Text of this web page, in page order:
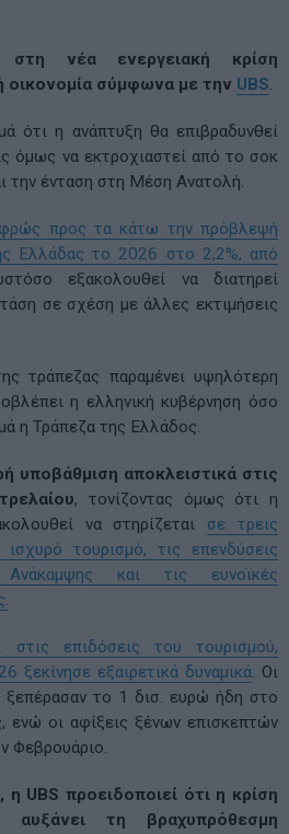
στη νέα ενεργειακή κρίση
οικονομία σύμφωνα με την UBS.
ότι η ανάπτυξη θα επιβραδυνθεί
όμως να εκτροχιαστεί από το σοκ
την ένταση στη Μέση Ανατολή.
προς τα κάτω την πρόβλεψή
Ελλάδας το 2026 στο 2,2%, από
εξακολουθεί να διατηρεί
σε σχέση με άλλες εκτιμήσεις
τράπεζας παραμένει υψηλότερη
η ελληνική κυβέρνηση όσο
η Τράπεζα της Ελλάδος.
υποβάθμιση αποκλειστικά στις
, τονίζοντας όμως ότι η
να στηρίζεται σε τρεις
τουρισμό, τις επενδύσεις
και τις ευνοϊκές
στις επιδόσεις του τουρισμού,
ξεκίνησε εξαιρετικά δυναμικά. Οι
ξεπέρασαν το 1 δισ. ευρώ ήδη στο
ενώ οι αφίξεις ξένων επισκεπτών
Φεβρουάριο.
η UBS προειδοποιεί ότι η κρίση
τη βραχυπρόθεσμη